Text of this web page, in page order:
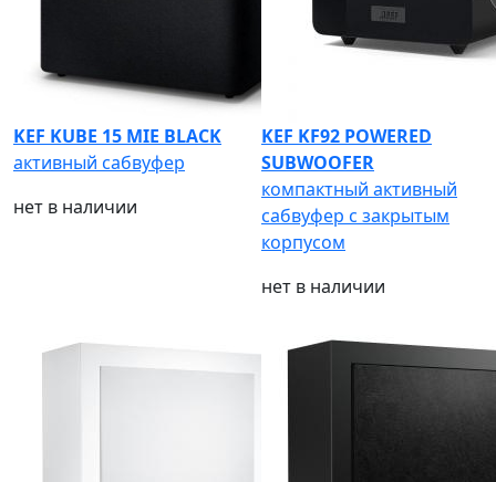
KEF KUBE 15 MIE BLACK
активный сабвуфер
нет в наличии
KEF KF92 POWERED
SUBWOOFER
компактный активный
сабвуфер с закрытым
корпусом
нет в наличии